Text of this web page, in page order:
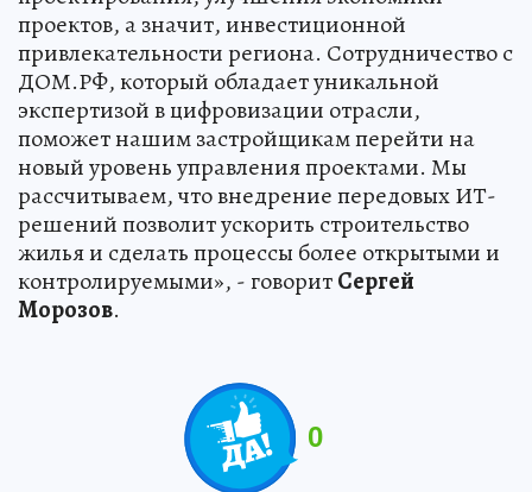
проектов, а значит, инвестиционной
привлекательности региона. Сотрудничество с
ДОМ.РФ, который обладает уникальной
экспертизой в цифровизации отрасли,
поможет нашим застройщикам перейти на
новый уровень управления проектами. Мы
рассчитываем, что внедрение передовых ИТ-
решений позволит ускорить строительство
жилья и сделать процессы более открытыми и
контролируемыми», - говоритСергей
Морозов.
0